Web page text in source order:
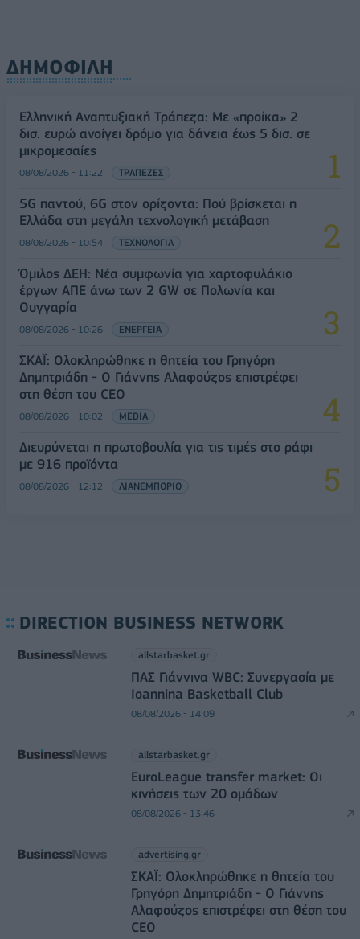
ΔΗΜΟΦΙΛΗ
Ελληνική Αναπτυξιακή Τράπεζα: Με «προίκα» 2
δισ. ευρώ ανοίγει δρόμο για δάνεια έως 5 δισ. σε
μικρομεσαίες
08/08/2026 - 11:22 ΤΡΑΠΕΖΕΣ
5G παντού, 6G στον ορίζοντα: Πού βρίσκεται η
Ελλάδα στη μεγάλη τεχνολογική μετάβαση
08/08/2026 - 10:54 ΤΕΧΝΟΛΟΓΙΑ
Όμιλος ΔΕΗ: Νέα συμφωνία για χαρτοφυλάκιο
έργων ΑΠΕ άνω των 2 GW σε Πολωνία και
Ουγγαρία
08/08/2026 - 10:26 ΕΝΕΡΓΕΙΑ
ΣΚΑΪ: Ολοκληρώθηκε η θητεία του Γρηγόρη
Δημητριάδη - Ο Γιάννης Αλαφούζος επιστρέφει
στη θέση του CEO
08/08/2026 - 10:02 MEDIA
Διευρύνεται η πρωτοβουλία για τις τιμές στο ράφι
με 916 προϊόντα
08/08/2026 - 12:12 ΛΙΑΝΕΜΠΟΡΙΟ
DIRECTION BUSINESS NETWORK
allstarbasket.gr
ΠΑΣ Γιάννινα WBC: Συνεργασία με
Ioannina Basketball Club
08/08/2026 - 14:09
allstarbasket.gr
EuroLeague transfer market: Οι
κινήσεις των 20 ομάδων
08/08/2026 - 13:46
advertising.gr
ΣΚΑΪ: Ολοκληρώθηκε η θητεία του
Γρηγόρη Δημητριάδη - Ο Γιάννης
Αλαφούζος επιστρέφει στη θέση του
CEO